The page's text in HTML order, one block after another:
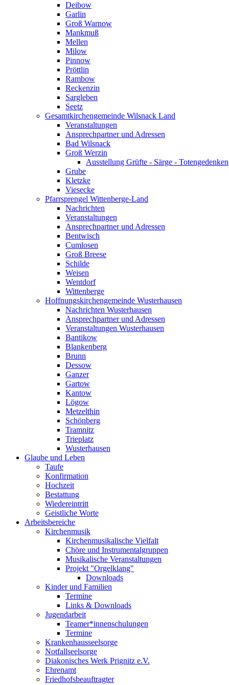
Deibow
Garlin
Groß Warnow
Mankmuß
Mellen
Milow
Pinnow
Pröttlin
Rambow
Reckenzin
Sargleben
Seetz
Gesamtkirchengemeinde Wilsnack Land
Veranstaltungen
Ansprechpartner und Adressen
Bad Wilsnack
Groß Werzin
Ausstellung Grüfte - Särge - Totengedenken
Grube
Kletzke
Viesecke
Pfarrsprengel Wittenberge-Land
Nachrichten
Veranstaltungen
Ansprechpartner und Adressen
Bentwisch
Cumlosen
Groß Breese
Schilde
Weisen
Wentdorf
Wittenberge
Hoffnungskirchengemeinde Wusterhausen
Nachrichten Wusterhausen
Ansprechpartner und Adressen
Veranstaltungen Wusterhausen
Bantikow
Blankenberg
Brunn
Dessow
Ganzer
Gartow
Kantow
Lögow
Metzelthin
Schönberg
Tramnitz
Trieplatz
Wusterhausen
Glaube und Leben
Taufe
Konfirmation
Hochzeit
Bestattung
Wiedereintritt
Geistliche Worte
Arbeitsbereiche
Kirchenmusik
Kirchenmusikalische Vielfalt
Chöre und Instrumentalgruppen
Musikalische Veranstaltungen
Projekt "Orgelklang"
Downloads
Kinder und Familien
Termine
Links & Downloads
Jugendarbeit
Teamer*innenschulungen
Termine
Krankenhausseelsorge
Notfallseelsorge
Diakonisches Werk Prignitz e.V.
Ehrenamt
Friedhofsbeauftragter